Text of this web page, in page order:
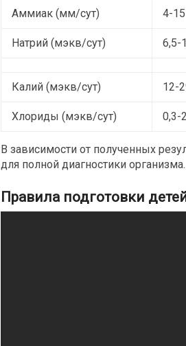
Аммиак (мм/сут) 4-15
Натрий (мэкв/сут) 6,5-
Калий (мэкв/сут) 12-
Хлориды (мэкв/сут) 0,3-
В зависимости от полученных
для полной диагностики организма.
Правила подготовки